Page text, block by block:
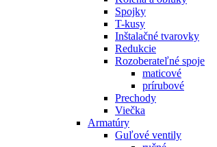
Spojky
T-kusy
Inštalačné tvarovky
Redukcie
Rozoberateľné spoje
maticové
prírubové
Prechody
Viečka
Armatúry
Guľové ventily